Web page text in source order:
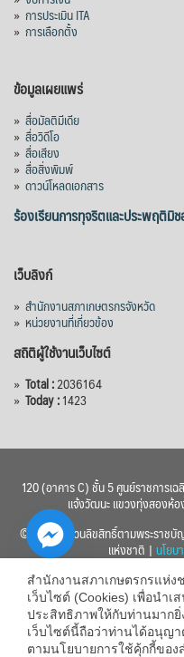
» การประเมิน ITA
» การเลือกตั้ง
ข้อมูลเผยแพร่
» สื่อมัลติมีเดีย
» สื่อวิดีโอ
» สื่อเสียง
» สื่อสิ่งพิมพ์
» ดาวน์โหลดเอกสาร
ร้องเรียนการทุจริตและประพฤติมิ
เว็บลิงก์
» สำนักงานสภาเกษตรกรจังหวัด
» หน่วยงานที่เกี่ยวข้อง
สถิติผู้ใช้งานเว็บไซต์
» Total :2036164
» Today :1423
120 (อาคาร C) ชั้น 5 ศูนย์ราชการเ
แจ้งวัฒนะ แขวงทุ่งสองห้
© 2560 สงวนลิขสิทธิ์ตามพระราชบั
แห่งชาติ | นโย
สำนักงานสภาเกษตรกรแห่ง
เว็บไซต์ (Cookies) เพื่อนำเ
ประสิทธิภาพให้กับท่านมาก
เว็บไซต์นี้ถือว่าท่านได้อนุญ
ตามนโยบายการใช้คุ้กกี้ของ
chaty